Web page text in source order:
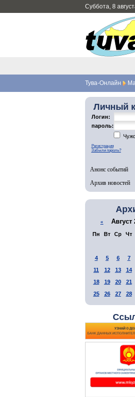
Суббота, 8
Тува-Онлайн
Личный
Логин:
пароль:
Регистрация
Забыли пароль?
Анонс событий
Архив новостей
« Август
Пн Вт Ср Чт
4
5 6 7
11
12 13 14
18
19 20 21
25
26 27 28